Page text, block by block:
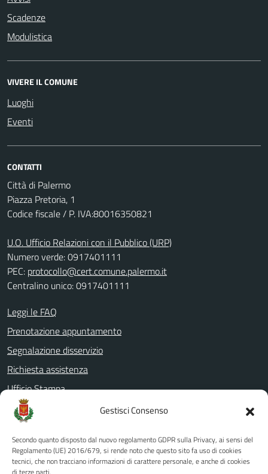
Gestisci Consenso
Secondo quanto disposto dal nuovo regolamento GDPR sulla Privacy, ai sensi del
Regolamento (UE) 2016/679, si rende noto che questo sito fa uso di cookies
tecnici, che non tracciano informazioni di carattere personale, e anche di cookies
Scadenze
Modulistica
VIVERE IL COMUNE
Luoghi
Eventi
CONTATTI
Città di Palermo
Piazza Pretoria, 1
Codice fiscale / P. IVA:80016350821
U.O. Ufficio Relazioni con il Pubblico (URP)
Numero verde: 0917401111
PEC: protocollo@cert.comune.palermo.it
Centralino unico: 0917401111
Leggi le FAQ
Prenotazione appuntamento
Segnalazione disservizio
Richiesta assistenza
Ufficio Stampa
Amministrazione Trasparente
Albo pretorio
Informativa privacy
Note legali